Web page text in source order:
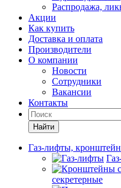
Распродажа,
Акции
Как купить
Доставка и оплата
Производители
О компании
Новости
Сотрудники
Вакансии
Контакты
Найти
Газ-лифты,
секретерные